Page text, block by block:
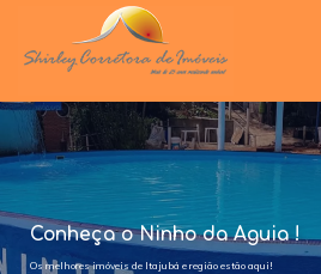
Conheça o Ninho da Aguia !
Os melhores imóveis de Itajubá e região estão aqui!